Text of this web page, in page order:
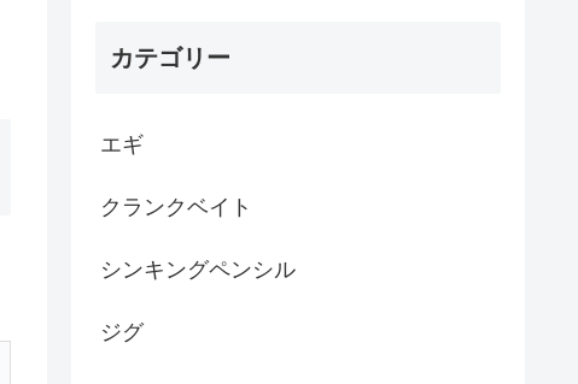
カテゴリー
エギ
クランクベイト
シンキングペンシル
ジグ